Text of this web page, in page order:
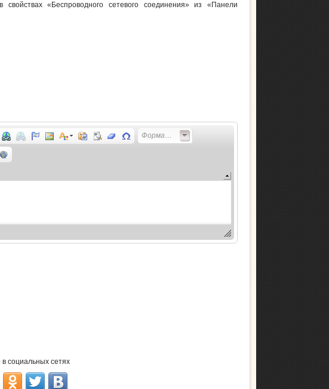
«Беспроводного сетевого соединения» из «Панели
Форматирование
в социальных сетях